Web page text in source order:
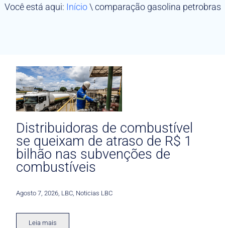
Você está aqui: Início\ comparação gasolina petrobras
Distribuidoras de combustível
se queixam de atraso de R$ 1
bilhão nas subvenções de
combustíveis
Agosto 7, 2026 LBC Noticias LBC
Leia mais